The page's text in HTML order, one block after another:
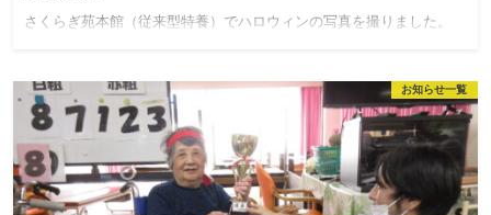
さくらぎ苑本館（従来型特養）でハロウィンの写真を撮りました。
お知らせ一覧